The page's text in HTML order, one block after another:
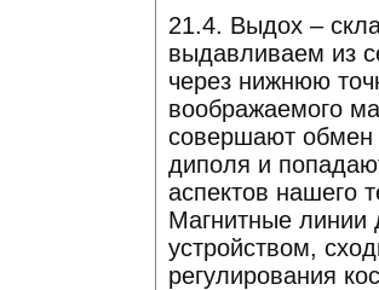
21.4. Выдох –
выдавливаем из
через нижнюю
воображаемого
совершают обмен
диполя и
аспектов нашего
Магнитные линии
устройством,
регулирования